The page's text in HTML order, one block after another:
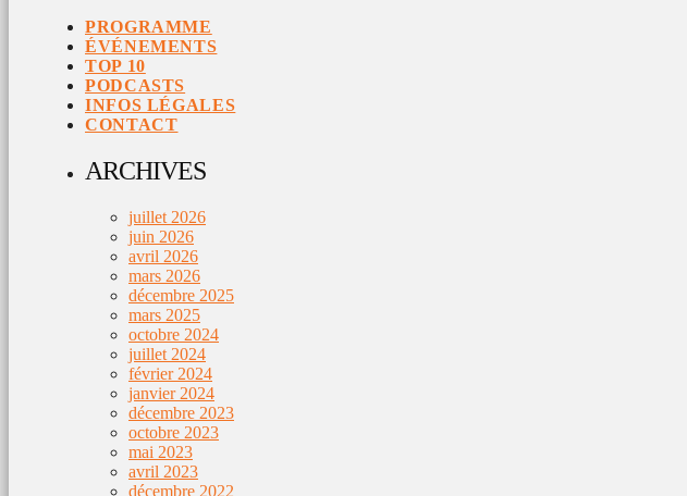
PROGRAMME
ÉVÉNEMENTS
TOP 10
PODCASTS
INFOS LÉGALES
CONTACT
ARCHIVES
juillet 2026
juin 2026
avril 2026
mars 2026
décembre 2025
mars 2025
octobre 2024
juillet 2024
février 2024
janvier 2024
décembre 2023
octobre 2023
mai 2023
avril 2023
décembre 2022